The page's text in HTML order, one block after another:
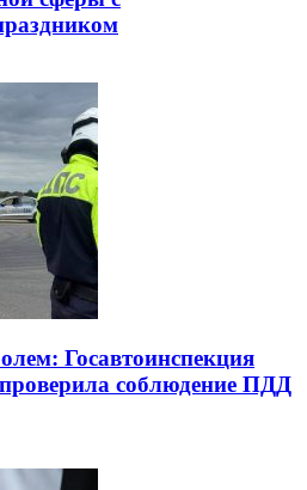
Госавтоинспекция
соблюдение ПДД